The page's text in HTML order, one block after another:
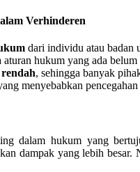
Verhinderen
dari individu atau badan
aturan hukum yang ada
, sehingga banyak
menyebabkan
dalam hukum yang
dampak yang lebih besar.